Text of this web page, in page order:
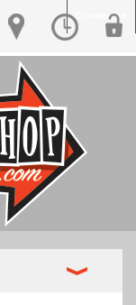
Connexion